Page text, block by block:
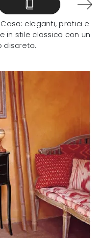
eleganti, pratici e
in stile classico con un
discreto.